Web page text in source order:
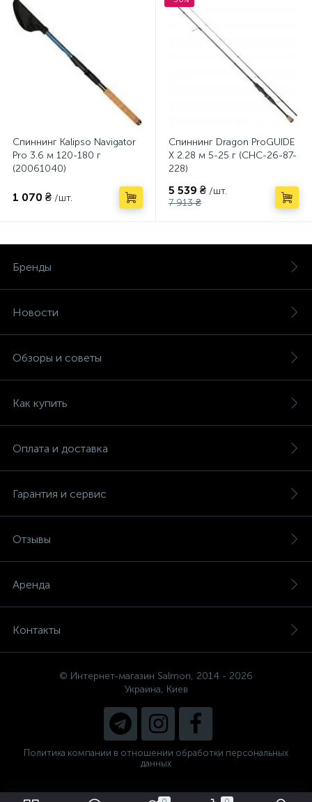
Спиннинг Kalipso Navigator
Pro 3.6 м 120-180 г
(20061040)
1 070 ₴ /шт.
Спиннинг Dragon ProGUIDE
X 2.28 м 5-25 г (CHC-26-87-
228)
5 539 ₴ /шт.
7 913 ₴
Бренды
Новости
Обзоры и советы
Как купить
Оплата и доставка
Гарантия и сервис
Отзывы
Аренда
Контакты
© Интернет-магазин Salmon, 2014 - 2026
Украина, Киев
Политика компании в отношении обработки персональных
данных